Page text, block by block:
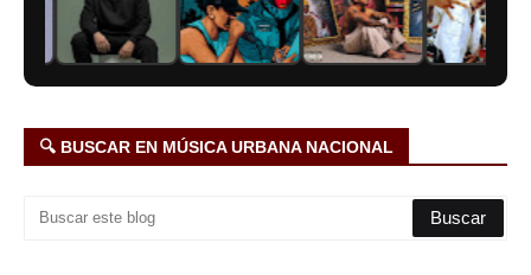
🔍 BUSCAR EN MÚSICA URBANA NACIONAL